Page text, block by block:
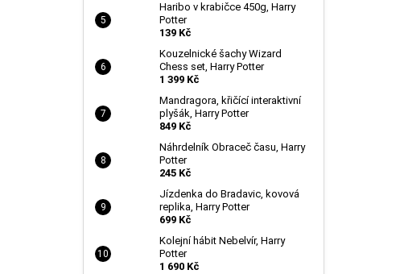
Haribo v krabičce 450g, Harry
Potter
139 Kč
Kouzelnické šachy Wizard
Chess set, Harry Potter
1 399 Kč
Mandragora, křičící interaktivní
plyšák, Harry Potter
849 Kč
Náhrdelník Obraceč času, Harry
Potter
245 Kč
Jízdenka do Bradavic, kovová
replika, Harry Potter
699 Kč
Kolejní hábit Nebelvír, Harry
Potter
1 690 Kč